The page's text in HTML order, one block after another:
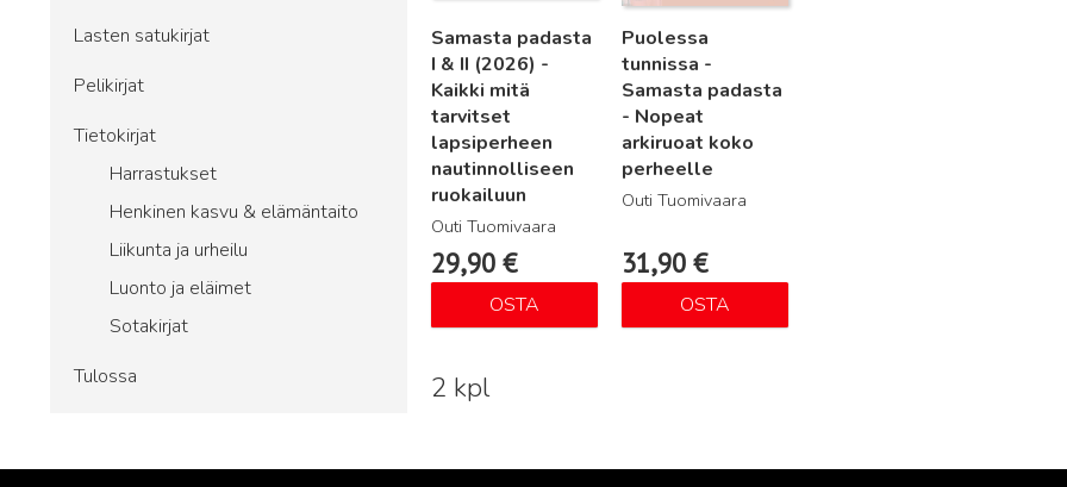
Lasten satukirjat
Pelikirjat
Tietokirjat
Harrastukset
Henkinen kasvu & elämäntaito
Liikunta ja urheilu
Luonto ja eläimet
Sotakirjat
Tulossa
Samasta padasta
I & II (2026) -
Kaikki mitä
tarvitset
lapsiperheen
nautinnolliseen
ruokailuun
Outi Tuomivaara
29,90 €
OSTA
Puolessa
tunnissa -
Samasta padasta
- Nopeat
arkiruoat koko
perheelle
Outi Tuomivaara
31,90 €
OSTA
2 kpl